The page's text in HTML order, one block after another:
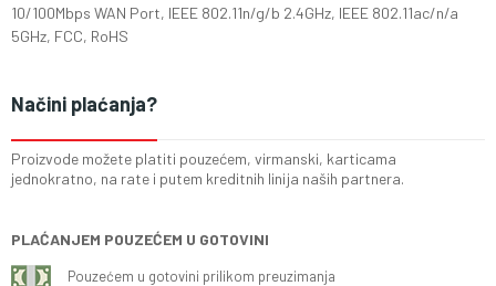
10/100Mbps WAN Port, IEEE 802.11n/g/b 2.4GHz, IEEE 802.11ac/n/a
5GHz, FCC, RoHS
Načini plaćanja?
Proizvode možete platiti pouzećem, virmanski, karticama
jednokratno, na rate i putem kreditnih linija naših partnera.
PLAĆANJEM POUZEĆEM U GOTOVINI
Pouzećem u gotovini prilikom preuzimanja